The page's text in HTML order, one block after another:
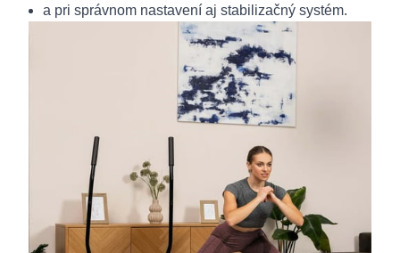
a pri správnom nastavení aj stabilizačný systém.